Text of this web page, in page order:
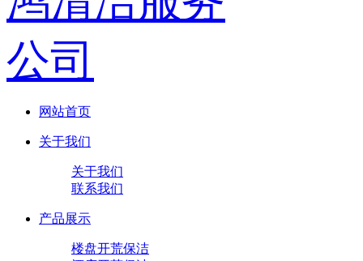
网站首页
关于我们
关于我们
联系我们
产品展示
楼盘开荒保洁